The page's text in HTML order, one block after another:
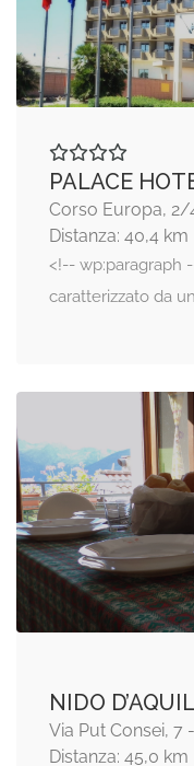
PALACE
Corso Europa, 2/
Distanza: 40,4 km
<!-- wp:paragraph
caratterizzato da
NIDO
Via Put Consei, 7
Distanza: 45,0 km